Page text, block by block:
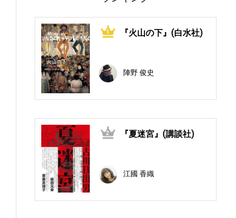
1 『火山の下』(白水社)
陣野 俊史
2 『夏迷宮』(講談社)
江國 香織